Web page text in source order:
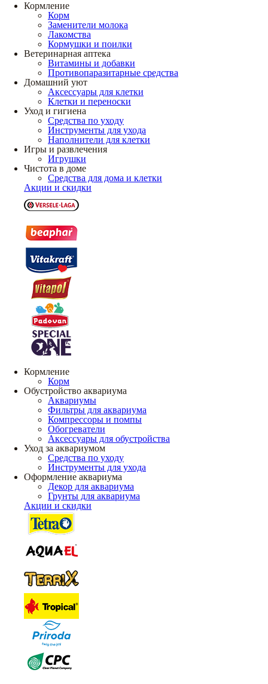
Кормление
Корм
Заменители молока
Лакомства
Кормушки и поилки
Ветеринарная аптека
Витамины и добавки
Противопаразитарные средства
Домашний уют
Аксессуары для клетки
Клетки и переноски
Уход и гигиена
Средства по уходу
Инструменты для ухода
Наполнители для клетки
Игры и развлечения
Игрушки
Чистота в доме
Средства для дома и клетки
Акции и скидки
Кормление
Корм
Обустройство аквариума
Аквариумы
Фильтры для аквариума
Компрессоры и помпы
Обогреватели
Аксессуары для обустройства
Уход за аквариумом
Средства по уходу
Инструменты для ухода
Оформление аквариума
Декор для аквариума
Грунты для аквариума
Акции и скидки